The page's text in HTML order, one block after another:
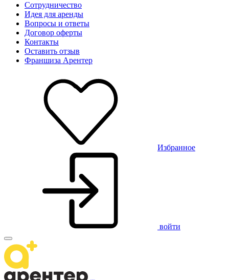
Сотрудничество
Идея для аренды
Вопросы и ответы
Договор оферты
Контакты
Оставить отзыв
Франшиза Арентер
Избранное
войти